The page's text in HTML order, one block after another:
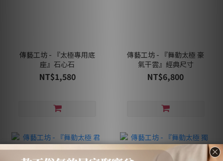
傳藝工坊 - 『太極專用底
座』石心石
NT$1,580
傳藝工坊 - 『舞動太極 豪
氣干雲』經典尺寸
NT$6,800